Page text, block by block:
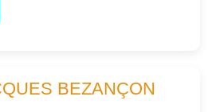
BEZANÇON